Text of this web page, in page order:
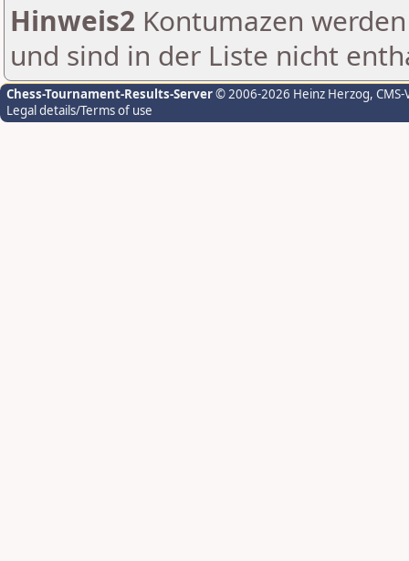
Hinweis2 Kontumazen
und sind in der Liste nicht
Chess-Tournament-Results-Server© 2006-2026 Heinz Herzog,
Legal details/Terms of use